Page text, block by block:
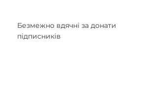
Безмежно вдячні за донати
підписників